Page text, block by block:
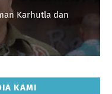
Karhutla dan
KAMI